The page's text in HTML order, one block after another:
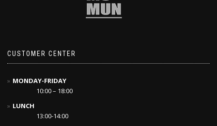
CUSTOMER CENTER
MONDAY-FRIDAY
10:00 – 18:00
LUNCH
13:00-14:00